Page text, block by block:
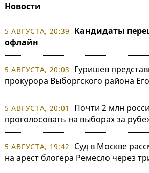
Новости
5 АВГУСТА, 20:39
Кандидаты
офлайн
5 АВГУСТА, 20:03
Гуришев
прокурора Выборгского района
5 АВГУСТА, 20:01
Почти 2 млн
проголосовать на выборах за
5 АВГУСТА, 19:42
Суд в Москве
на арест блогера Ремесло через